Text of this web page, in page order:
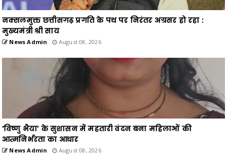
नक्सलमुक्त छत्तीसगढ़ प्रगति के पथ पर निरंतर अग्रसर हो रहा :
मुख्यमंत्री श्री साय
News Admin August 08, 2026
‘विष्णु भैया’ के सुशासन में महतारी वंदन बना महिलाओं की
आत्मनिर्भरता का आधार
News Admin August 08, 2026